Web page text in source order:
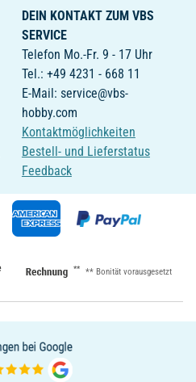
DEIN KONTAKT ZUM VBS
SERVICE
Telefon Mo.-Fr. 9 - 17 Uhr
Tel.: +49 4231 - 668 11
E-Mail: service@vbs-
hobby.com
Kontaktmöglichkeiten
Bestell- und Lieferstatus
Feedback
** ** Bonität vorausgesetzt